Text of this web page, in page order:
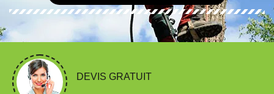
DEVIS GRATUIT